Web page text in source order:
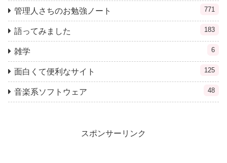
管理人さちのお勉強ノート 771
語ってみました 183
雑学 6
面白くて便利なサイト 125
音楽系ソフトウェア 48
スポンサーリンク